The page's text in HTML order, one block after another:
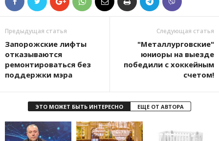
Предыдущая статья
Запорожские лифты
отказываются
ремонтироваться без
поддержки мэра
Следующая статья
"Металлурговские"
юниоры на выезде
победили с хоккейным
счетом!
ЭТО МОЖЕТ БЫТЬ ИНТЕРЕСНО ЕЩЕ ОТ АВТОРА